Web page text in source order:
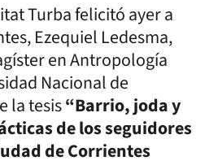
Turba felicitó ayer a
Ezequiel Ledesma,
en Antropología
Nacional de
la tesis“Barrio, joda y
de los seguidores
de Corrientes